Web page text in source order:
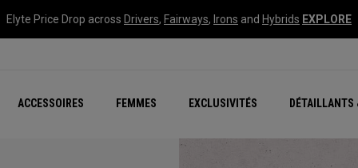
Elyte Price Drop across Drivers, Fairways, Irons and Hybrids EXPLORE
ACCESSOIRES FEMMES EXCLUSIVITÉS
Nouvelle série –
Famille Chrome Soft
Chrome Tour : Majeur
New - REVA Complete
Online Selector Tools